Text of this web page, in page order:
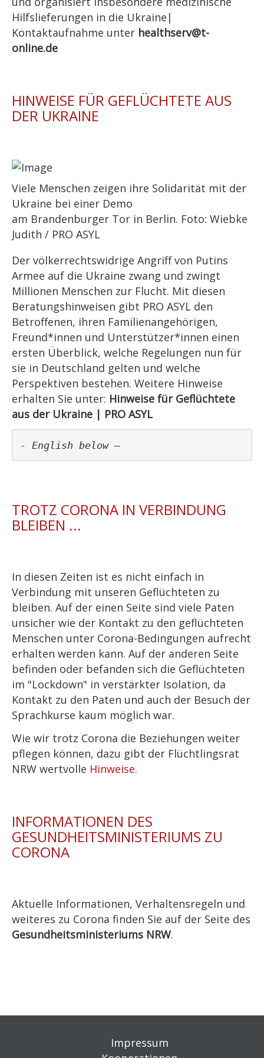
Hilfslieferungen in die Ukraine|
Kontaktaufnahme unter healthserv@t-
online.de
HINWEISE FÜR GEFLÜCHTETE AUS
DER UKRAINE
Viele Menschen zeigen ihre Solidarität mit der
Ukraine bei einer Demo
am Brandenburger Tor in Berlin. Foto: Wiebke
Judith / PRO ASYL
Der völkerrechtswidrige Angriff von Putins
Armee auf die Ukraine zwang und zwingt
Millionen Menschen zur Flucht. Mit diesen
Beratungshinweisen gibt PRO ASYL den
Betroffenen, ihren Familienangehörigen,
Freund*innen und Unterstützer*innen einen
ersten Überblick, welche Regelungen nun für
sie in Deutschland gelten und welche
Perspektiven bestehen. Weitere Hinweise
erhalten Sie unter: Hinweise für Geflüchtete
aus der Ukraine | PRO ASYL
- English below –
TROTZ CORONA IN VERBINDUNG
BLEIBEN ...
In diesen Zeiten ist es nicht einfach in
Verbindung mit unseren Geflüchteten zu
bleiben. Auf der einen Seite sind viele Paten
unsicher wie der Kontakt zu den geflüchteten
Menschen unter Corona-Bedingungen aufrecht
erhalten werden kann. Auf der anderen Seite
befinden oder befanden sich die Geflüchteten
im "Lockdown" in verstärkter Isolation, da
Kontakt zu den Paten und auch der Besuch der
Sprachkurse kaum möglich war.
Wie wir trotz Corona die Beziehungen weiter
pflegen können, dazu gibt der Flüchtlingsrat
NRW wertvolle Hinweise.
INFORMATIONEN DES
GESUNDHEITSMINISTERIUMS ZU
CORONA
Aktuelle Informationen, Verhaltensregeln und
weiteres zu Corona finden Sie auf der Seite des
Gesundheitsministeriums NRW.
Impressum